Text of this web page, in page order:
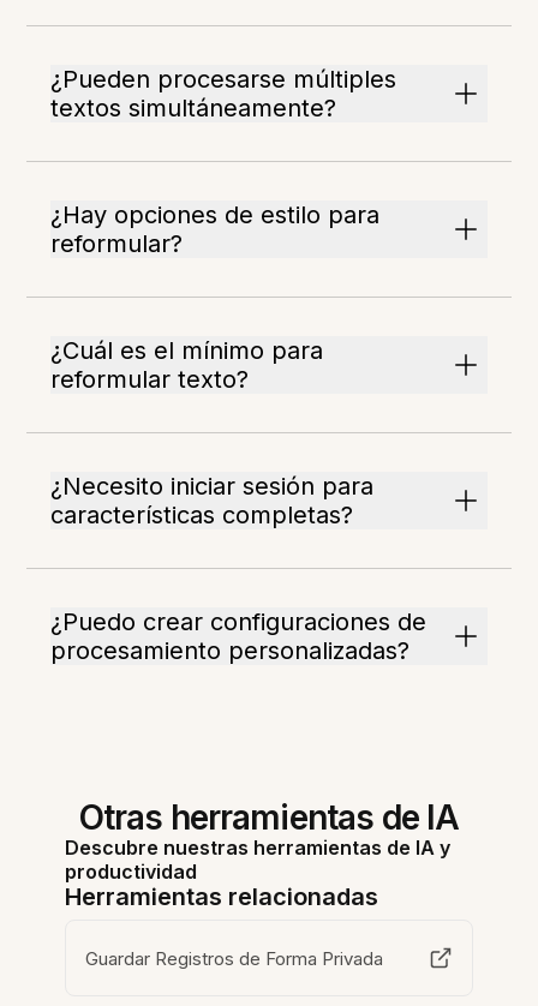
¿Pueden procesarse múltiples
textos simultáneamente?
¿Hay opciones de estilo para
reformular?
¿Cuál es el mínimo para
reformular texto?
¿Necesito iniciar sesión para
características completas?
¿Puedo crear configuraciones de
procesamiento personalizadas?
Otras herramientas de IA
Descubre nuestras herramientas de IA y
productividad
Herramientas relacionadas
Guardar Registros de Forma Privada